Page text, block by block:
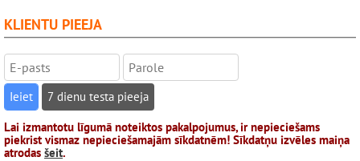
KLIENTU PIEEJA
7 dienu testa pieeja
Lai izmantotu līgumā noteiktos pakalpojumus, ir nepieciešams
piekrist vismaz nepieciešamajām sīkdatnēm! Sīkdatņu izvēles maiņa
atrodas šeit.